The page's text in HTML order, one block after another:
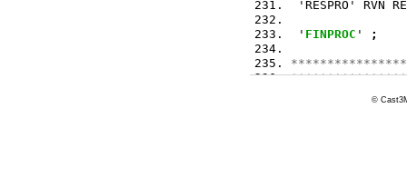
'RESPRO' RVN
' FINPROC ' ;
©